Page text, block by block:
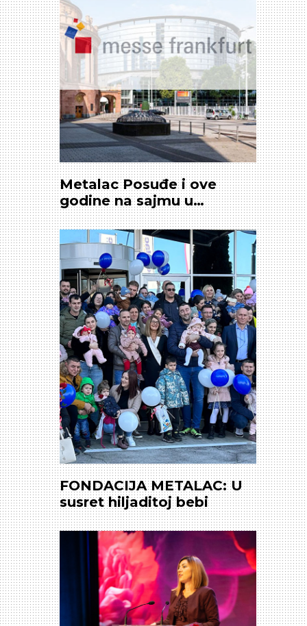
Metalac Posuđe i ove
godine na sajmu u
Frankfurtu
FONDACIJA METALAC: U
susret hiljaditoj bebi